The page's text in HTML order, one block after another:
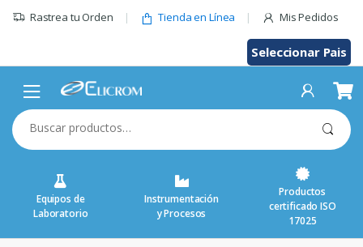
Rastrea tu Orden Tienda en Línea Mis Pedidos
Seleccionar Pais
Buscar
por:
Equipos de
Laboratorio
Instrumentación
y Procesos
Productos
certificado ISO
17025